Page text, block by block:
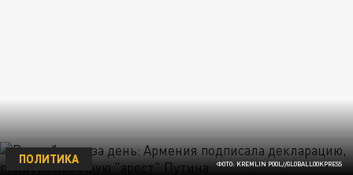
ФОТО: KREMLIN POOL//GLOBALLOOKPRESS
ПОЛИТИКА